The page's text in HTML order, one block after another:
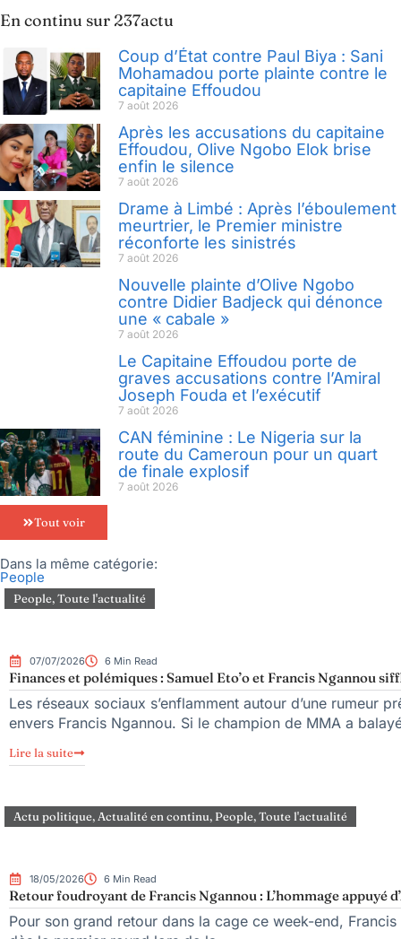
En continu sur 237actu
Coup d’État contre Paul Biya : Sani
Mohamadou porte plainte contre le
capitaine Effoudou
7 août 2026
Après les accusations du capitaine
Effoudou, Olive Ngobo Elok brise
enfin le silence
7 août 2026
Drame à Limbé : Après l’éboulement
meurtrier, le Premier ministre
réconforte les sinistrés
7 août 2026
Nouvelle plainte d’Olive Ngobo
contre Didier Badjeck qui dénonce
une « cabale »
7 août 2026
Le Capitaine Effoudou porte de
graves accusations contre l’Amiral
Joseph Fouda et l’exécutif
7 août 2026
CAN féminine : Le Nigeria sur la
route du Cameroun pour un quart
de finale explosif
7 août 2026
Tout voir
Dans la même catégorie:
People
People,Toute l'actualité
07/07/2026 6 Min Read
Finances et polémiques : Samuel Eto’o et Francis Ngannou
Les réseaux sociaux s’enflamment autour d’une rumeur
envers Francis Ngannou. Si le champion de MMA a
Lire la suite
Actu politique,Actualité en continu, People,Toute l'actualité
18/05/2026 6 Min Read
Retour foudroyant de Francis Ngannou : L’hommage appuyé
Pour son grand retour dans la cage ce week-end,